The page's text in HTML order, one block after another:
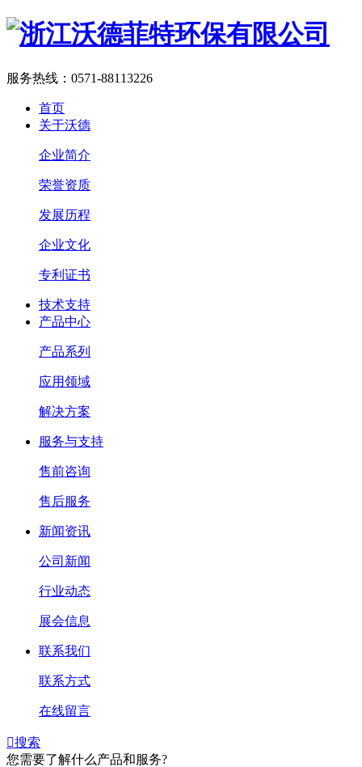
服务热线： 0571-88113226
首页
关于沃德
企业简介
荣誉资质
发展历程
企业文化
专利证书
技术支持
产品中心
产品系列
应用领域
解决方案
服务与支持
售前咨询
售后服务
新闻资讯
公司新闻
行业动态
展会信息
联系我们
联系方式
在线留言
搜索
您需要了解什么产品和服务?